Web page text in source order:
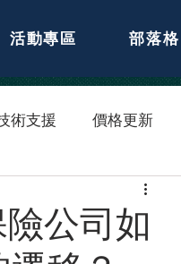
活動專區 部落格
術支援 價格更新
公司如